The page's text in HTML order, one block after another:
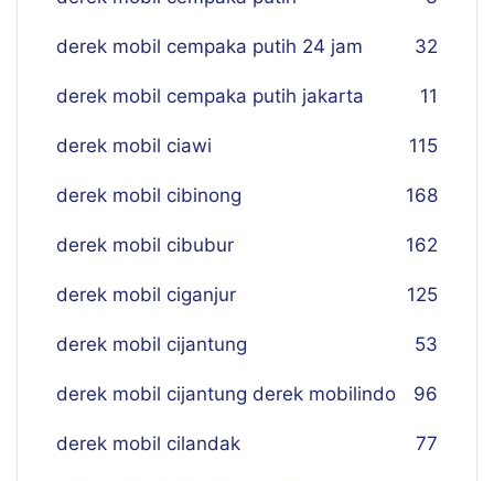
derek mobil cempaka putih 24 jam 32
derek mobil cempaka putih jakarta 11
derek mobil ciawi 115
derek mobil cibinong 168
derek mobil cibubur 162
derek mobil ciganjur 125
derek mobil cijantung 53
derek mobil cijantung derek mobilindo 96
derek mobil cilandak 77